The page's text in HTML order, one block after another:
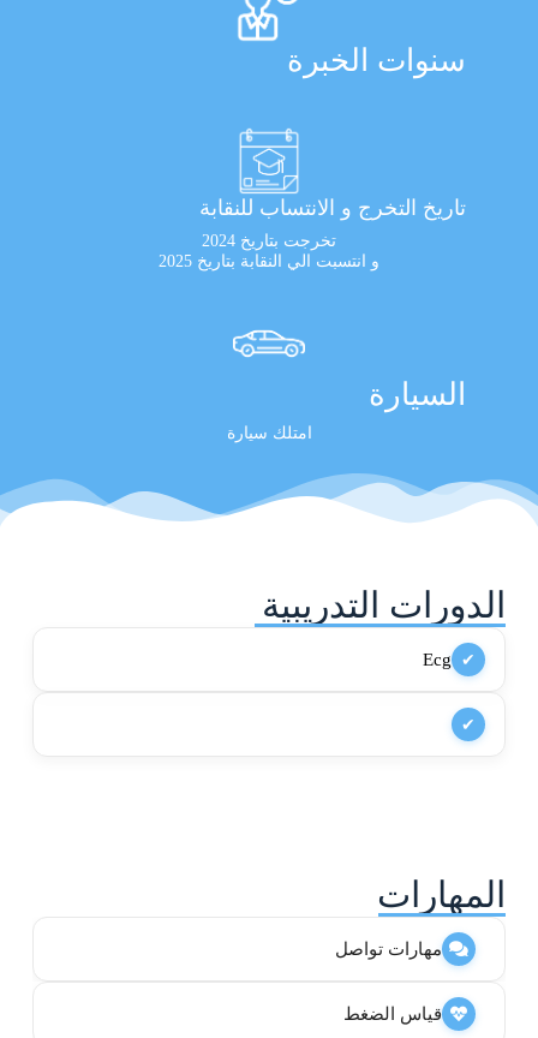
سنوات الخبرة
تاريخ التخرج و الانتساب للنقابة
تخرجت بتاريخ 2024
و انتسبت الي النقابة بتاريخ 2025
السيارة
امتلك سيارة
الدورات التدريبية
✔
Ecg
✔
المهارات
مهارات تواصل
قياس الضغط